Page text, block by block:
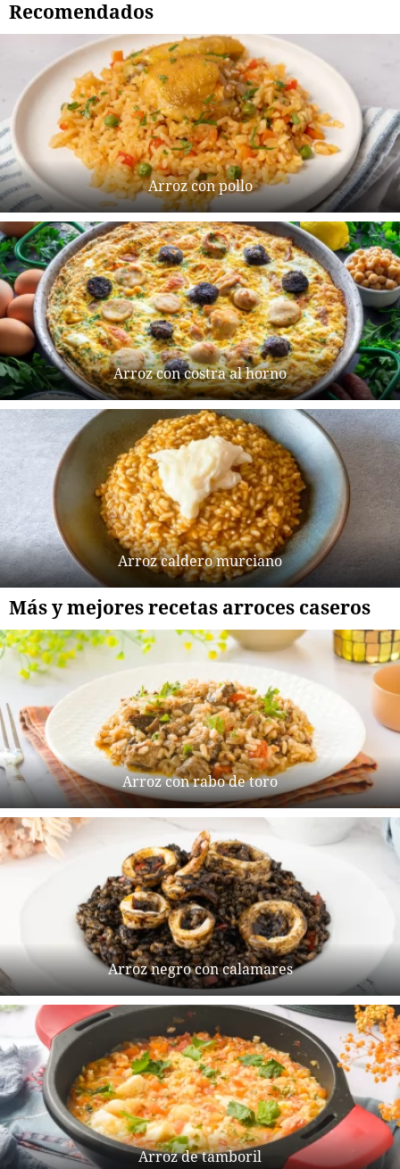
Recomendados
Arroz con pollo
Arroz con costra al horno
Arroz caldero murciano
Más y mejores recetas arroces caseros
Arroz con rabo de toro
Arroz negro con calamares
Arroz de tamboril